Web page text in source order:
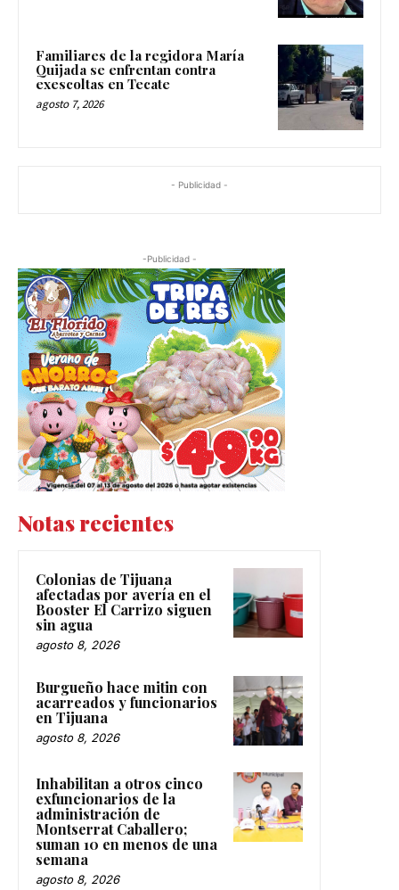
Familiares de la regidora María
Quijada se enfrentan contra
exescoltas en Tecate
agosto 7, 2026
- Publicidad -
-Publicidad -
Notas recientes
Colonias de Tijuana
afectadas por avería en el
Booster El Carrizo siguen
sin agua
agosto 8, 2026
Burgueño hace mitin con
acarreados y funcionarios
en Tijuana
agosto 8, 2026
Inhabilitan a otros cinco
exfuncionarios de la
administración de
Montserrat Caballero;
suman 10 en menos de una
semana
agosto 8, 2026